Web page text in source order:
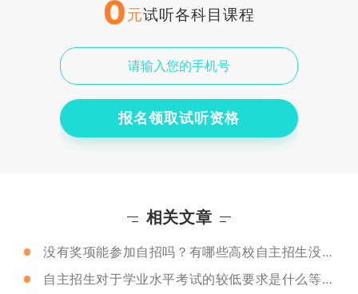
0元试听各科目课程
报名领取试听资格
相关文章
没有奖项能参加自招吗？有哪些高校自主招生没有奖项要求？
自主招生对于学业水平考试的较低要求是什么等级？2019自主招生指南